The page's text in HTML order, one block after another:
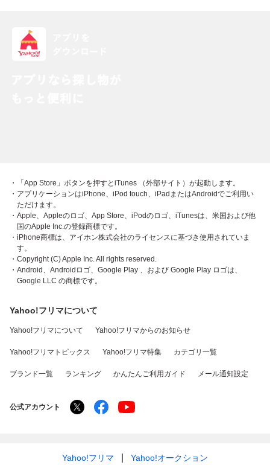
・「App Store」ボタンを押すとiTunes （外部サイト）が起動します。
・アプリケーションはiPhone、iPod touch、iPadまたはAndroidでご利用い
ただけます。
・Apple、Appleのロゴ、App Store、iPodのロゴ、iTunesは、米国および他
国のApple Inc.の登録商標です。
・iPhone商標は、アイホン株式会社のライセンスに基づき使用されていま
す。
・Copyright (C) Apple Inc. All rights reserved.
・Android、Androidロゴ、Google Play 、および Google Play ロゴは、
Google LLC の商標です。
Yahoo!フリマについて
Yahoo!フリマについて Yahoo!フリマからのお知らせ
Yahoo!フリマトピックス Yahoo!フリマ特集 カテゴリ一覧
ブランド一覧 ランキング かんたんご利用ガイド メール通知設定
公式アカウント
Yahoo!フリマ Yahoo!オークション